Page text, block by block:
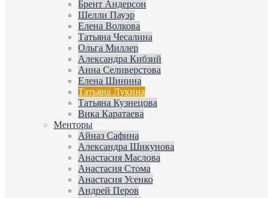
Брент Андерсон
Шелли Пауэр
Елена Волкова
Татьяна Чесалина
Ольга Миллер
Александра Кибзий
Анна Селиверстова
Елена Шинина
Татьяна Лукина
Татьяна Кузнецова
Вика Каратаева
Менторы
Айназ Сафина
Александра Шикунова
Анастасия Маслова
Анастасия Стома
Анастасия Усенко
Андрей Перов